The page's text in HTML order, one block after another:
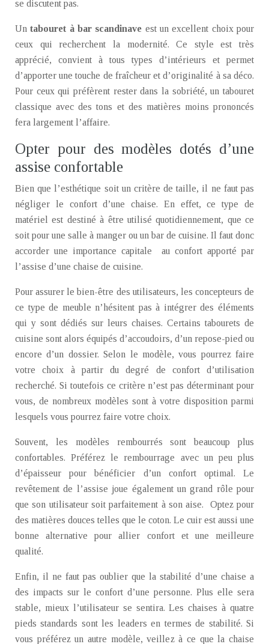
se discutent pas.
Untabouret à bar scandinave est un excellent choix pour
ceux qui recherchent la modernité. Ce style est très
apprécié, convient à tous types d’intérieurs et permet
d’apporter une touche de fraîcheur et d’originalité à sa déco.
Pour ceux qui préfèrent rester dans la sobriété, un tabouret
classique avec des tons et des matières moins prononcés
fera largement l’affaire.
Opter pour des modèles dotés d’une
assise confortable
Bien que l’esthétique soit un critère de taille, il ne faut pas
négliger le confort d’une chaise. En effet, ce type de
matériel est destiné à être utilisé quotidiennement, que ce
soit pour une salle à manger ou un bar de cuisine. Il faut donc
accorder une importance capitale au confort apporté par
l’assise d’une chaise de cuisine.
Pour assurer le bien-être des utilisateurs, les concepteurs de
ce type de meuble n’hésitent pas à intégrer des éléments
qui y sont dédiés sur leurs chaises. Certains tabourets de
cuisine sont alors équipés d’accoudoirs, d’un repose-pied ou
encore d’un dossier. Selon le modèle, vous pourrez faire
votre choix à partir du degré de confort d’utilisation
recherché. Si toutefois ce critère n’est pas déterminant pour
vous, de nombreux modèles sont à votre disposition parmi
lesquels vous pourrez faire votre choix.
Souvent, les modèles rembourrés sont beaucoup plus
confortables. Préférez le rembourrage avec un peu plus
d’épaisseur pour bénéficier d’un confort optimal. Le
revêtement de l’assise joue également un grand rôle pour
que son utilisateur soit parfaitement à son aise. Optez pour
des matières douces telles que le coton. Le cuir est aussi une
bonne alternative pour allier confort et une meilleure
qualité.
Enfin, il ne faut pas oublier que la stabilité d’une chaise a
des impacts sur le confort d’une personne. Plus elle sera
stable, mieux l’utilisateur se sentira. Les chaises à quatre
pieds standards sont les leaders en termes de stabilité. Si
vous préférez un autre modèle, veillez à ce que la chaise